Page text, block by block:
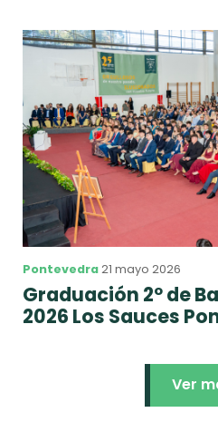
Pontevedra21 mayo 2026
Graduación 2º de
2026 Los Sauces
Ver